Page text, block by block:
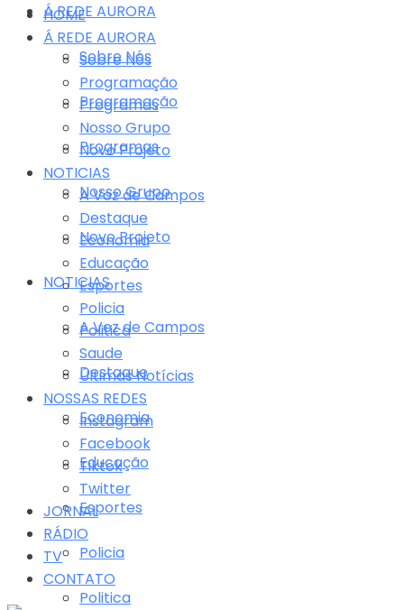
Á REDE AURORA
Sobre Nós
Programação
Programas
Nosso Grupo
Novo Projeto
NOTICIAS
A Voz de Campos
Destaque
Economia
Educação
Esportes
Policia
Politica
HOME
Á REDE AURORA
Sobre Nós
Programação
Programas
Nosso Grupo
Novo Projeto
NOTICIAS
A Voz de Campos
Destaque
Economia
Educação
Esportes
Policia
Politica
Saude
Últimas Notícias
NOSSAS REDES
Instagram
Facebook
Tiktok
Twitter
JORNAL
RÁDIO
TV
CONTATO